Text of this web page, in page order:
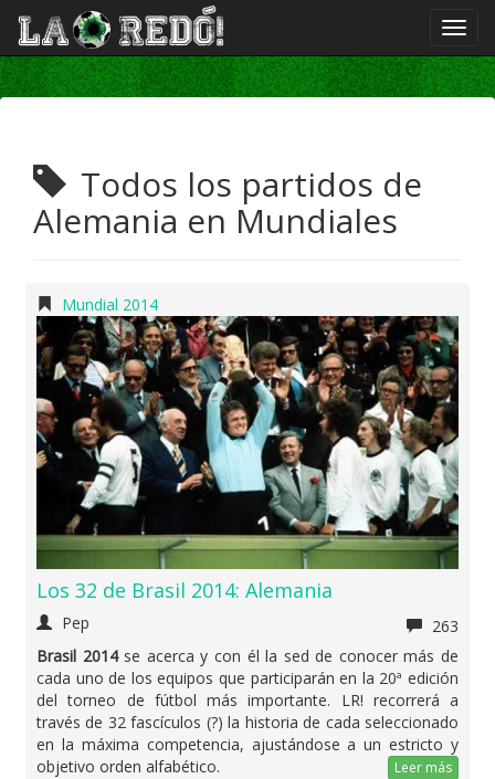
Todos los partidos de
Alemania en Mundiales
Mundial 2014
Los 32 de Brasil 2014: Alemania
Pep
263
Brasil 2014se acerca y con él la sed de conocer más de
cada uno de los equipos que participarán en la 20ª edición
del torneo de fútbol más importante. LR! recorrerá a
través de 32 fascículos (?) la historia de cada seleccionado
en la máxima competencia, ajustándose a un estricto y
objetivo orden alfabético.
Leer más